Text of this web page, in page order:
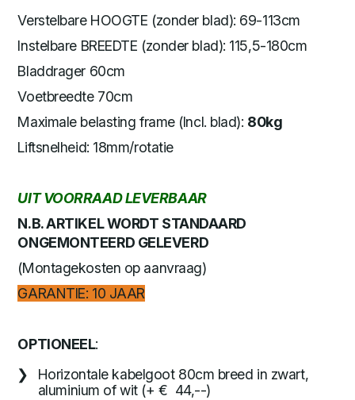
Verstelbare HOOGTE (zonder blad): 69-113cm
Instelbare BREEDTE (zonder blad): 115,5-180cm
Bladdrager 60cm
Voetbreedte 70cm
Maximale belasting frame (Incl. blad): 80kg
Liftsnelheid: 18mm/rotatie
UIT VOORRAAD LEVERBAAR
N.B. ARTIKEL WORDT STANDAARD
ONGEMONTEERD GELEVERD
(Montagekosten op aanvraag)
GARANTIE: 10 JAAR
OPTIONEEL:
Horizontale kabelgoot 80cm breed in zwart,
aluminium of wit (+ € 44,--)